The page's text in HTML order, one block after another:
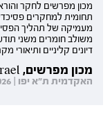
תחומית למחקרים
מעמיקה של תהליך
משולב חומרים משני
דיונים קליניים
מכון מפרשים, MAPS Israel
האקדמית ת"א יפו | 23.10.2026 | יום שישי | 08:30-14:00